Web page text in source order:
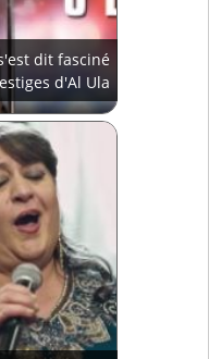
dit fasciné
d'Al Ula